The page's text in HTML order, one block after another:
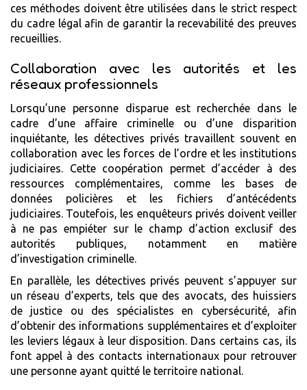
ces méthodes doivent être utilisées dans le strict respect
du cadre légal afin de garantir la recevabilité des preuves
recueillies.
Collaboration avec les autorités et les
réseaux professionnels
Lorsqu’une personne disparue est recherchée dans le
cadre d’une affaire criminelle ou d’une disparition
inquiétante, les détectives privés travaillent souvent en
collaboration avec les forces de l’ordre et les institutions
judiciaires. Cette coopération permet d’accéder à des
ressources complémentaires, comme les bases de
données policières et les fichiers d’antécédents
judiciaires. Toutefois, les enquêteurs privés doivent veiller
à ne pas empiéter sur le champ d’action exclusif des
autorités publiques, notamment en matière
d’investigation criminelle.
En parallèle, les détectives privés peuvent s’appuyer sur
un réseau d’experts, tels que des avocats, des huissiers
de justice ou des spécialistes en cybersécurité, afin
d’obtenir des informations supplémentaires et d’exploiter
les leviers légaux à leur disposition. Dans certains cas, ils
font appel à des contacts internationaux pour retrouver
une personne ayant quitté le territoire national.